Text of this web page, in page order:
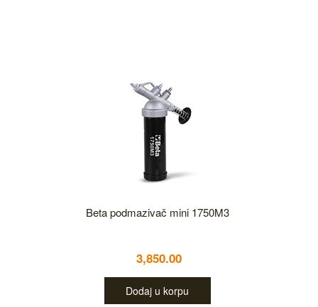
Beta podmazivač mini 1750M3
3,850.00
Dodaj u korpu